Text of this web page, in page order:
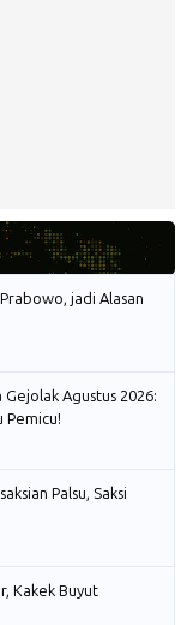
jadi Alasan
Agustus 2026:
Pemicu!
Palsu, Saksi
Kakek Buyut